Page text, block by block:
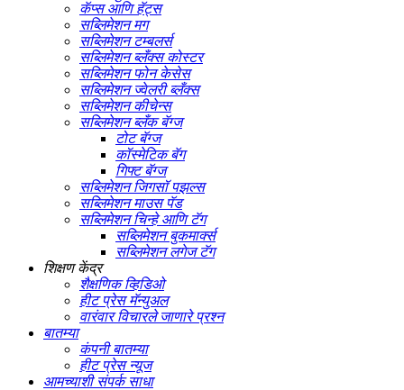
कॅप्स आणि हॅट्स
सब्लिमेशन मग
सब्लिमेशन टम्बलर्स
सब्लिमेशन ब्लँक्स कोस्टर
सब्लिमेशन फोन केसेस
सब्लिमेशन ज्वेलरी ब्लँक्स
सब्लिमेशन कीचेन्स
सब्लिमेशन ब्लँक बॅग्ज
टोट बॅग्ज
कॉस्मेटिक बॅग
गिफ्ट बॅग्ज
सब्लिमेशन जिगसॉ पझल्स
सब्लिमेशन माउस पॅड
सब्लिमेशन चिन्हे आणि टॅग
सब्लिमेशन बुकमार्क्स
सब्लिमेशन लगेज टॅग
शिक्षण केंद्र
शैक्षणिक व्हिडिओ
हीट प्रेस मॅन्युअल
वारंवार विचारले जाणारे प्रश्न
बातम्या
कंपनी बातम्या
हीट प्रेस न्यूज
आमच्याशी संपर्क साधा